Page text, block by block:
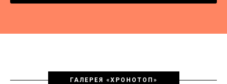
ГАЛЕРЕЯ «ХРОНОТОП»